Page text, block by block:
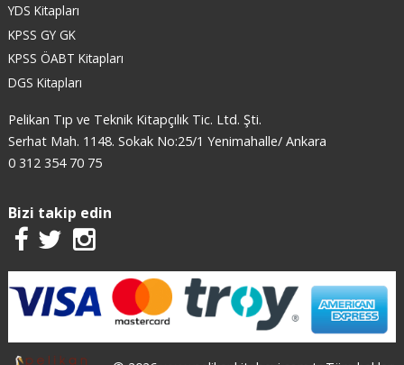
YDS Kitapları
KPSS GY GK
KPSS ÖABT Kitapları
DGS Kitapları
Pelikan Tıp ve Teknik Kitapçılık Tic. Ltd. Şti.
Serhat Mah. 1148. Sokak No:25/1 Yenimahalle/ Ankara
0 312 354 70 75
Bizi takip edin